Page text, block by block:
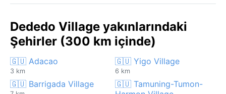
Dededo Village yakınlarındaki
Şehirler (300 km içinde)
🇬🇺 Adacao
3 km
🇬🇺 Yigo Village
6 km
🇬🇺 Barrigada Village
🇬🇺 Tamuning-Tumon-